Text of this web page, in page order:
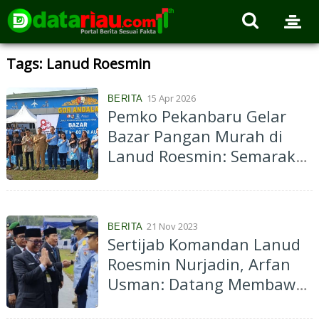
Tags: Lanud Roesmin
BERITA 15 Apr 2026
Pemko Pekanbaru Gelar
Bazar Pangan Murah di
Lanud Roesmin: Semarak
BERITA 21 Nov 2023
Sertijab Komandan Lanud
Roesmin Nurjadin, Arfan
Usman: Datang Membawa
Meninggalkan Kenangan...